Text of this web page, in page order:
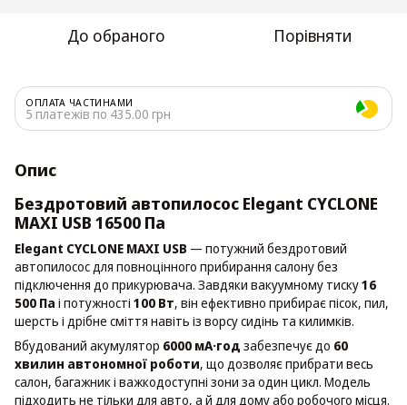
До обраного Порівняти
ОПЛАТА ЧАСТИНАМИ
5 платежів по 435.00 грн
Опис
Бездротовий автопилосос Elegant CYCLONE
MAXI USB 16500 Па
Elegant CYCLONE MAXI USB — потужний бездротовий
автопилосос для повноцінного прибирання салону без
підключення до прикурювача. Завдяки вакуумному тиску16
500 Па і потужності 100 Вт, він ефективно прибирає пісок, пил,
шерсть і дрібне сміття навіть із ворсу сидінь та килимків.
Вбудований акумулятор 6000 мА·год забезпечує до 60
хвилин автономної роботи, що дозволяє прибрати весь
салон, багажник і важкодоступні зони за один цикл. Модель
підходить не тільки для авто, а й для дому або робочого місця.